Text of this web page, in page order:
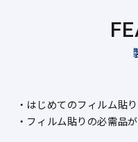
・はじめてのフィルム貼
・フィルム貼りの必需品